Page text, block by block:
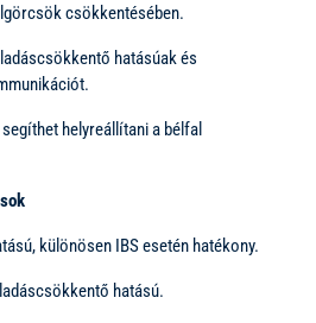
csökkentésében.
hatásúak és
helyreállítani a bélfal
különösen IBS esetén hatékony.
hatású.